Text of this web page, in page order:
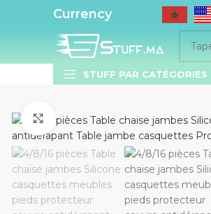
Currency
STUFF PAR CATÉGORIES
Cliquez pour agrandir